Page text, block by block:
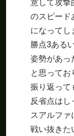
意して攻撃
のスピード
になって
勝点3ある
姿勢があっ
と思ってお
振り返って
反省点はし
スアルフ
戦い抜きた